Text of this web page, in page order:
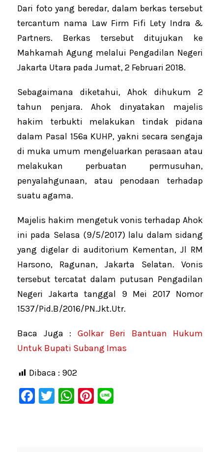
Dari foto yang beredar, dalam berkas tersebut
tercantum nama Law Firm Fifi Lety Indra &
Partners. Berkas tersebut ditujukan ke
Mahkamah Agung melalui Pengadilan Negeri
Jakarta Utara pada Jumat, 2 Februari 2018.
Sebagaimana diketahui, Ahok dihukum 2
tahun penjara. Ahok dinyatakan majelis
hakim terbukti melakukan tindak pidana
dalam Pasal 156a KUHP, yakni secara sengaja
di muka umum mengeluarkan perasaan atau
melakukan perbuatan permusuhan,
penyalahgunaan, atau penodaan terhadap
suatu agama.
Majelis hakim mengetuk vonis terhadap Ahok
ini pada Selasa (9/5/2017) lalu dalam sidang
yang digelar di auditorium Kementan, Jl RM
Harsono, Ragunan, Jakarta Selatan. Vonis
tersebut tercatat dalam putusan Pengadilan
Negeri Jakarta tanggal 9 Mei 2017 Nomor
1537/Pid.B/2016/PN.Jkt.Utr.
Baca Juga : Golkar Beri Bantuan Hukum
Untuk Bupati Subang Imas
Dibaca : 902
F
T
W Pi